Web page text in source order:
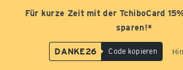
Für kurze Zeit mit der TchiboCard
sparen!*
DANKE26 Code kopieren